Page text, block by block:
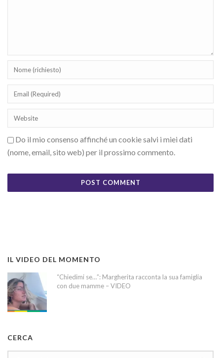
Do il mio consenso affinché un cookie salvi i miei dati
(nome, email, sito web) per il prossimo commento.
IL VIDEO DEL MOMENTO
“Chiedimi se…”: Margherita racconta la sua famiglia
con due mamme – VIDEO
CERCA